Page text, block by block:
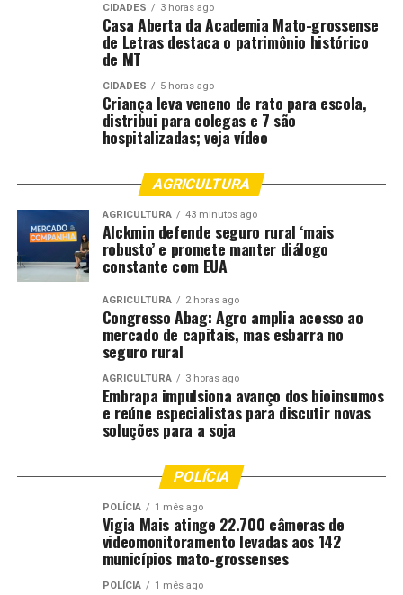
RELATED TOPICS: ALCANÇA DESTAQUE DOS
ENTREGA
MARIA MUNICÍPIOS NOVAS
PATRULHA
POLICIA POLICIA-MT VIATURAS
Polícia Civil cumpre mandado de prisão contra
investigador aposentado em Cuiabá
Polícia Civil deflagra operação para reprimir grupo que
desviava grãos por meio de furtos qualificados
CIDADES 3 horas ago
Casa Aberta da Academia Mato-grossense
de Letras destaca o patrimônio histórico
de MT
CIDADES 5 horas ago
Criança leva veneno de rato para escola,
distribui para colegas e 7 são
hospitalizadas; veja vídeo
AGRICULTURA
AGRICULTURA 43 minutos ago
Alckmin defende seguro rural ‘mais
robusto’ e promete manter diálogo
constante com EUA
AGRICULTURA 2 horas ago
Congresso Abag: Agro amplia acesso ao
mercado de capitais, mas esbarra no
seguro rural
AGRICULTURA 3 horas ago
Embrapa impulsiona avanço dos bioinsumos
e reúne especialistas para discutir novas
soluções para a soja
POLÍCIA
POLÍCIA 1 mês ago
Vigia Mais atinge 22.700 câmeras de
videomonitoramento levadas aos 142
municípios mato-grossenses
POLÍCIA 1 mês ago